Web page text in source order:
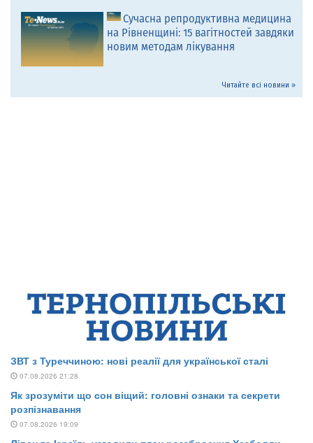
Сучасна репродуктивна медицина
на Рівненщині: 15 вагітностей завдяки
новим методам лікування
Читайте всі новини »